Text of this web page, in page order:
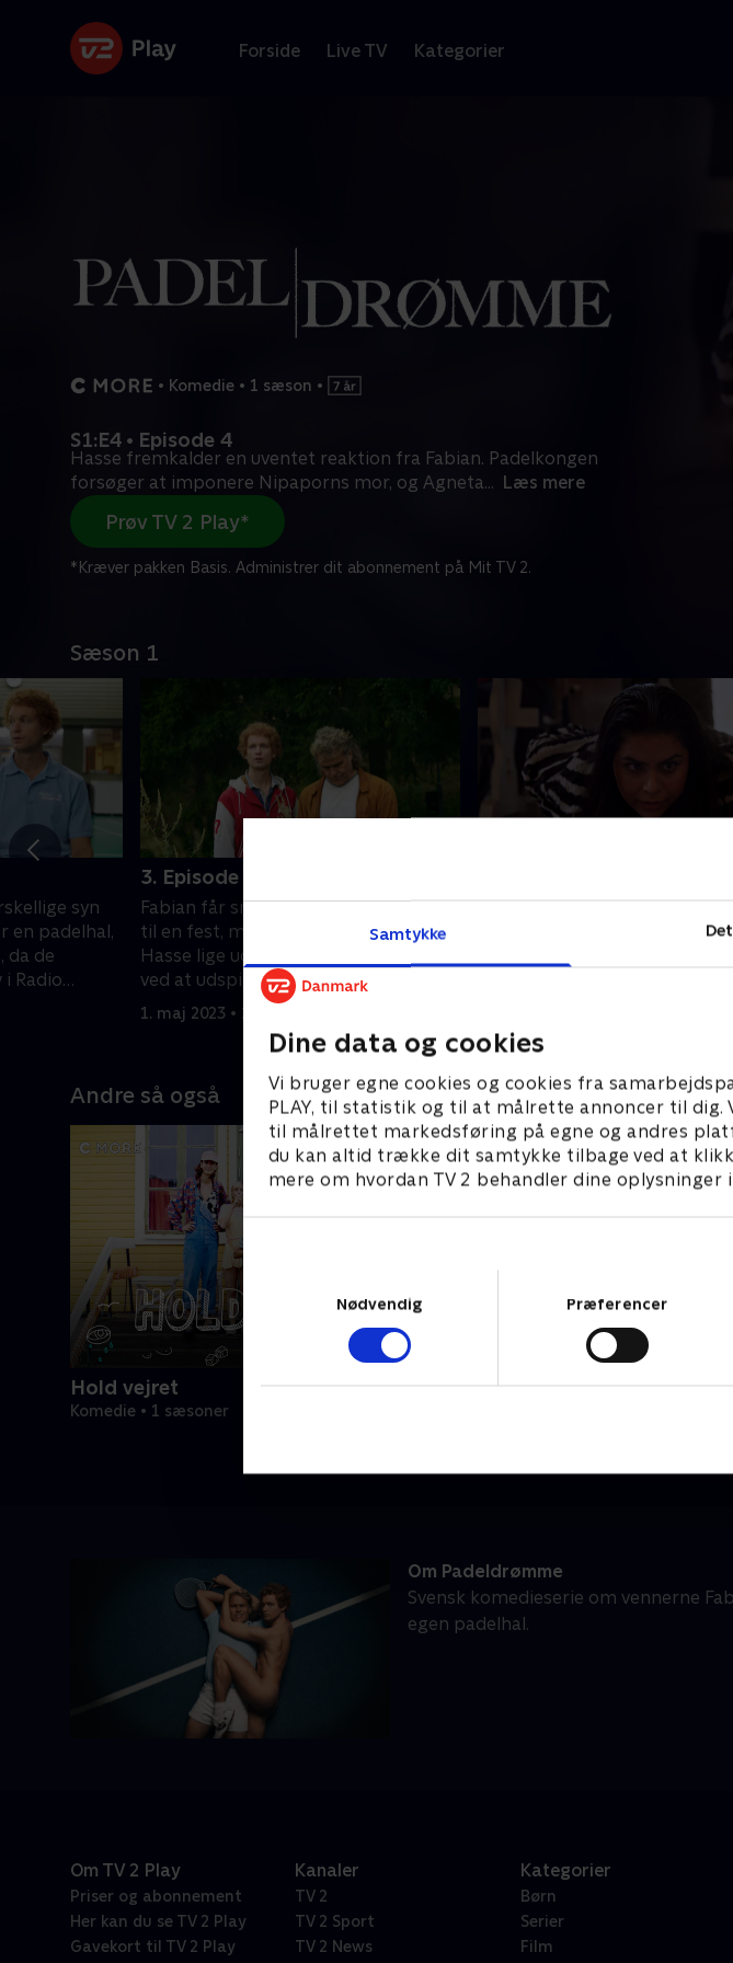
Samtykke
Dine data og cookies
Vi bruger egne cookies og cookies fra
PLAY, til statistik og til at målrette annoncer til
til målrettet markedsføring på egne og andres
du kan altid trække dit samtykke tilbage ved at
mere om hvordan TV 2 behandler dine oplysninger i
Nødvendig
Præferencer
Forside Live TV Kategorier
• Komedie • 1 sæson •
S1:E4 • Episode 4
Hasse fremkalder en uventet reaktion fra Fabian. Padelkongen
forsøger at imponere Nipaporns mor, og Agneta... Læs mere
Prøv TV 2 Play*
*Kræver pakken Basis. Administrer dit abonnement på Mit TV 2.
Sæson 1
syn
en padelhal,
da de
Radio
3. Episode 3
Fabian får smag for det gode padelliv
til en fest, men først skal han og
Hasse lige udvikle deres kompetencer
ved at udspionere konkurrenterne.
1. maj 2023 • 22 min
reaktion fra Fabian.
Andre så også
Hold vejret
Komedie • 1 sæsoner
Om Padeldrømme
Svensk komedieserie om vennerne
egen padelhal.
Om TV 2 Play
Priser og abonnement
Her kan du se TV 2 Play
Gavekort til TV 2 Play
Kanaler
TV 2
TV 2 Sport
TV 2 News
Kategorier
Børn
Serier
Film